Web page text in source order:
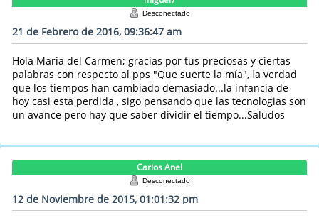
Desconectado
21 de Febrero de 2016, 09:36:47 am
Hola Maria del Carmen; gracias por tus preciosas y ciertas
palabras con respecto al pps "Que suerte la mía", la verdad
que los tiempos han cambiado demasiado...la infancia de
hoy casi esta perdida , sigo pensando que las tecnologias son
un avance pero hay que saber dividir el tiempo...Saludos
Carlos Anel
Desconectado
12 de Noviembre de 2015, 01:01:32 pm